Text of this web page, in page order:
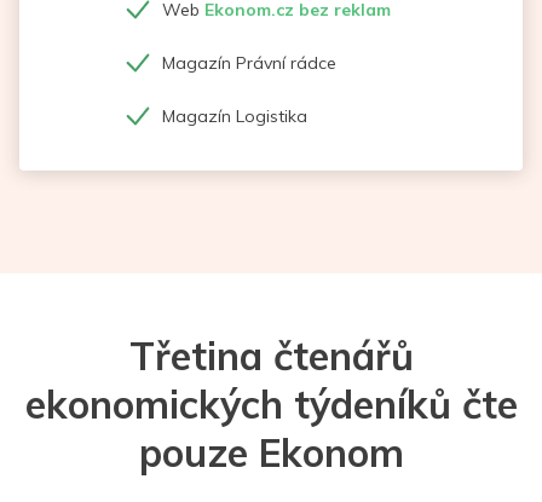
Web Ekonom.cz bez reklam
Magazín Právní rádce
Magazín Logistika
Třetina čtenářů
ekonomických týdeníků čte
pouze Ekonom